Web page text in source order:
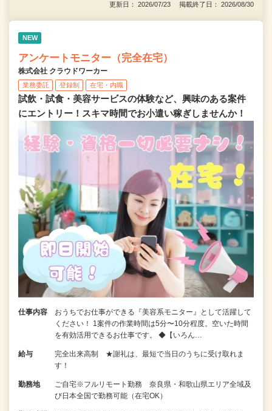
更新日： 2026/07/23 掲載終了日： 2026/08/30
NEW
アンケートモニター（完全在宅）
株式会社 クラウドワーカー
業務委託 登録制 在宅・内職
試飲・試食・美容サービスの体験など、興味のある案件
にエントリー！スキマ時間でお小遣い稼ぎしませんか！
仕事内容
おうちでお仕事ができる『美容系モニター』として活躍して
ください！ 1案件の作業時間は5分〜10分程度。空いた時間
を有効活用できるお仕事です。 ◆【いろん…
給与
完全出来高制 ★謝礼は、最短で当日のうちに受け取れま
す！
勤務地
ご自宅※フルリモート勤務 奈良県・和歌山県エリア全域及
び日本全国で勤務可能（在宅OK）